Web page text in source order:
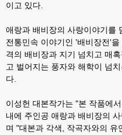
이고 있다
애랑과 배비장의 사랑이야기를
전통민속 이야기인 '배비장전'을
격의 배비장과 지기 넘치고 매
고 벌어지는 풍자와 해학이 넘
다
이성헌 대본작가는 "본 작품에
내에 주인공 애랑과 배비장의
며 "대본과 각색
작곡자와의 유